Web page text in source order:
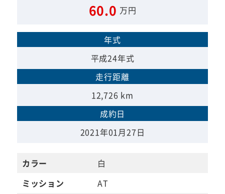
60.0 万円
年式
平成24年式
走行距離
12,726 km
成約日
2021年01月27日
カラー
白
ミッション
AT